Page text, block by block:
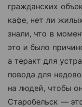
гражданских
кафе, нет ли
знали, что в
это и было
а теракт для
повода для
на людей, чтобы
Старобельск —